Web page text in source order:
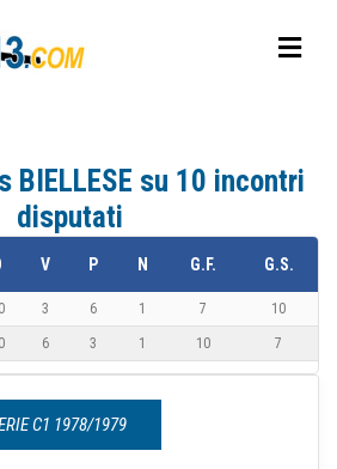
BIELLESE su 10 incontri
disputati
V P N G.F. G.S.
3 6 1 7 10
6 3 1 10 7
C1 1978/1979